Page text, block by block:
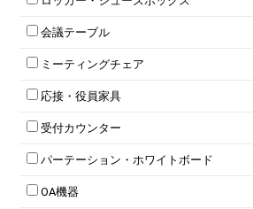
ローキャビネット
両開きキャビネット
上下連結キャビネット
軽量ラック（スチールラック）
収納家具その他
両開書庫
ラテラル書庫
1人用ロッカー
2人用ロッカー
3人用ロッカー
5人用ロッカー
8人用ロッカー
多人数ロッカー
ダイヤル錠ロッカー
会議テーブル
ミーティングテーブル
スタッキングテーブル
ネスティングテーブル
カウンターテーブル
T字脚テーブル
会議テーブルW1200～
ミーティングチェア
キャスター付きミーティングチェア
スタッキングミーティングチェア
テーブル付きミーティングチェア
折りたたみミーティングチェア
ハイチェア
応接・役員家具
応接セット
応接ソファ
応接チェア
応接・役員家具その他
受付カウンター
ハイカウンター
ローカウンター
ラウンジカウンター
パーテーション・ホワイトボード
パーテーション
自立タイプパーテーション
OA機器